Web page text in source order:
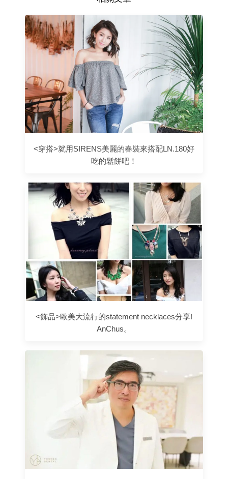
<穿搭>就用SIRENS美麗的春裝來搭配LN.180好
吃的鬆餅吧！
<飾品>歐美大流行的statement necklaces分享!
AnChus。